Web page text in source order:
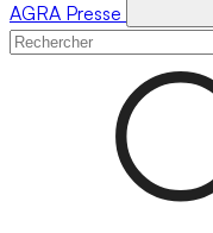
AGRA Presse